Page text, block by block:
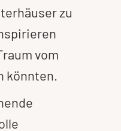
zu
vom
könnten.